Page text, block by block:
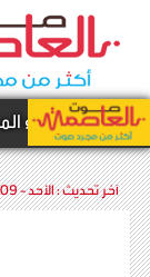
وميناء المخا
آخر تحديث :الأحد - 09 أغسطس 2026 - 05:29 م